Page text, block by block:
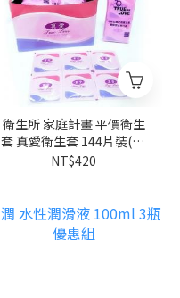
衛生所 家庭計畫 平價衛生
套 真愛衛生套 144片裝(12
打)
NT$420